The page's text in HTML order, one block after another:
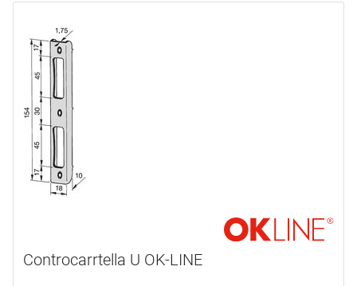
Controcarrtella U OK-LINE